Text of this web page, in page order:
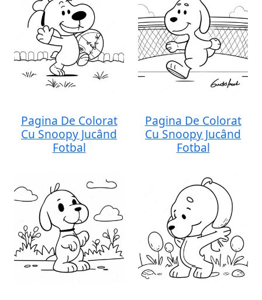
Pagina De Colorat
Cu Snoopy Jucând
Fotbal
Pagina De Colorat
Cu Snoopy Jucând
Fotbal